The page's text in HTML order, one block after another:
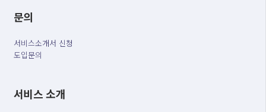
문의
서비스소개서 신청
도입문의
서비스 소개